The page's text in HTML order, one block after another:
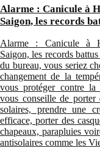
Alarme : Canicule à
Saigon, les records
Alarme : Canicule à
Saigon, les records
du bureau, vous seriez
changement de la
vous protéger contre la
vous conseille de porter
solaires, prendre une
efficace, porter des
chapeaux, parapluies
antisolaires comme les